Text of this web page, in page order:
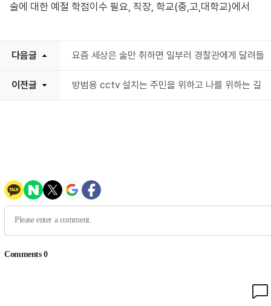
술에 대한 예절 학점이수 필요, 직장, 학교(중,고,대학교)에서
다음글 요즘 세상은 술만 취하면 일부러 경찰관에게 달려들
이전글 방범용 cctv 설치는 주민을 위하고 나를 위하는 길